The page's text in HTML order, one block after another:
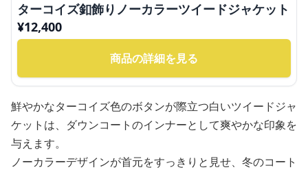
ターコイズ釦飾りノーカラーツイードジャケット
¥12,400
商品の詳細を見る
鮮やかなターコイズ色のボタンが際立つ白いツイードジャ
ケットは、ダウンコートのインナーとして爽やかな印象を
与えます。
ノーカラーデザインが首元をすっきりと見せ、冬のコート